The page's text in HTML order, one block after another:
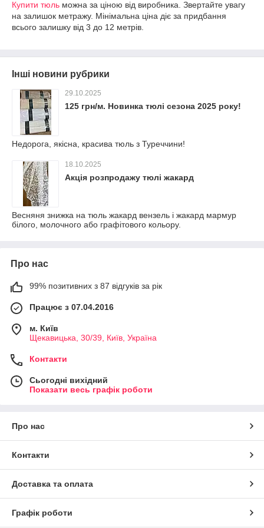
Купити тюль можна за ціною від виробника. Звертайте увагу
на залишок метражу. Мінімальна ціна діє за придбання
всього залишку від 3 до 12 метрів.
Інші новини рубрики
29.10.2025
125 грн/м. Новинка тюлі сезона 2025 року!
Недорога, якісна, красива тюль з Туреччини!
18.10.2025
Акція розпродажу тюлі жакард
Весняня знижка на тюль жакард вензель і жакард мармур
білого, молочного або графітового кольору.
Про нас
99% позитивних з 87 відгуків за рік
Працює з 07.04.2016
м. Київ
Щекавицька, 30/39, Київ, Україна
Контакти
Сьогодні вихідний
Показати весь графік роботи
Про нас
Контакти
Доставка та оплата
Графік роботи